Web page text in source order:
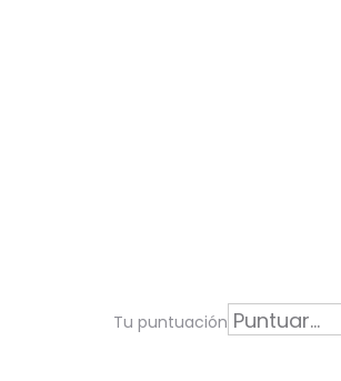
r
Tu puntuación